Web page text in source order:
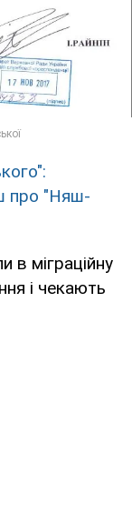
про "Няш-
в міграційну
і чекають